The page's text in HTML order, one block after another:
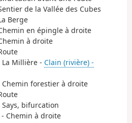
de la Vallée des Cubes
Berge
en épingle à droite
à droite
La Millière - Clain (rivière) -
Chemin forestier à droite
bifurcation
Chemin à droite